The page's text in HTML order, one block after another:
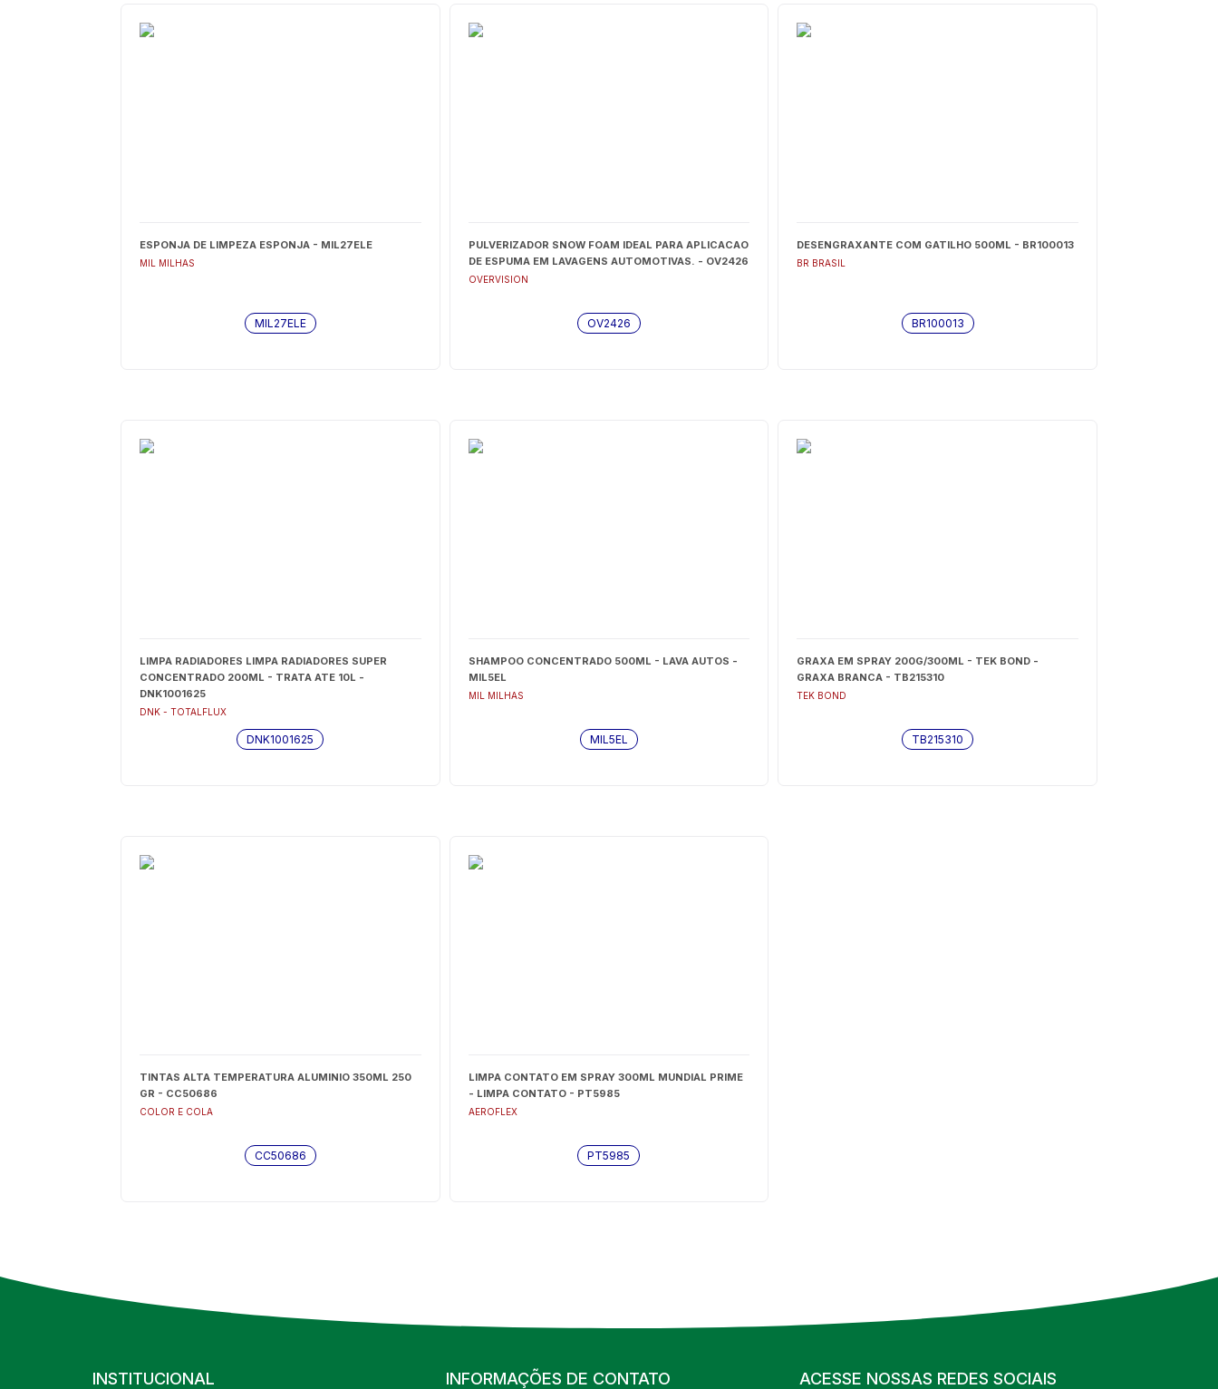
ESPONJA DE LIMPEZA ESPONJA - MIL27ELE
MIL MILHAS
MIL27ELE
PULVERIZADOR SNOW FOAM IDEAL PARA APLICACAO
DE ESPUMA EM LAVAGENS AUTOMOTIVAS. - OV2426
OVERVISION
OV2426
DESENGRAXANTE COM GATILHO 500ML - BR100013
BR BRASIL
BR100013
LIMPA RADIADORES LIMPA RADIADORES SUPER
CONCENTRADO 200ML - TRATA ATE 10L -
DNK1001625
DNK - TOTALFLUX
DNK1001625
SHAMPOO CONCENTRADO 500ML - LAVA AUTOS -
MIL5EL
MIL MILHAS
MIL5EL
GRAXA EM SPRAY 200G/300ML - TEK BOND -
GRAXA BRANCA - TB215310
TEK BOND
TB215310
TINTAS ALTA TEMPERATURA ALUMINIO 350ML 250
GR - CC50686
COLOR E COLA
CC50686
LIMPA CONTATO EM SPRAY 300ML MUNDIAL PRIME
- LIMPA CONTATO - PT5985
AEROFLEX
PT5985
INSTITUCIONAL INFORMAÇÕES DE CONTATO ACESSE NOSSAS REDES SOCIAIS